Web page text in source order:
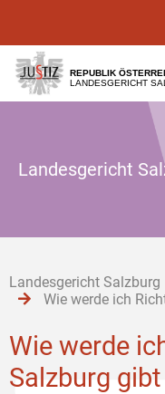
[1]
[2]
REPUBLIK
LANDESGERICHT
Landesgericht
Landesgericht Salzburg
Wie werde ich
Wie werde
Salzburg